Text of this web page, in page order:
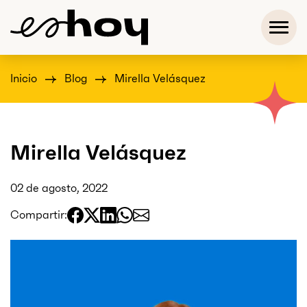
Inicio Blog Mirella Velásquez
Mirella Velásquez
02 de agosto, 2022
Compartir: